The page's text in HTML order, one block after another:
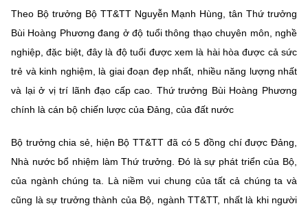
Theo Bộ trưởng Bộ TT&TT Nguyễn Mạnh Hùng, tân Thứ trưởng
Bùi Hoàng Phương đang ở độ tuổi thông thạo chuyên môn, nghề
nghiệp, đặc biệt, đây là độ tuổi được xem là hài hòa được cả sức
trẻ và kinh nghiệm, là giai đoạn đẹp nhất, nhiều năng lượng nhất
và lại ở vị trí lãnh đạo cấp cao. Thứ trưởng Bùi Hoàng Phương
chính là cán bộ chiến lược của Đảng, của đất nước
Bộ trưởng chia sẻ, hiện Bộ TT&TT đã có 5 đồng chí được Đảng,
Nhà nước bổ nhiệm làm Thứ trưởng. Đó là sự phát triển của Bộ,
của ngành chúng ta. Là niềm vui chung của tất cả chúng ta và
cũng là sự trưởng thành của Bộ, ngành TT&TT, nhất là khi người